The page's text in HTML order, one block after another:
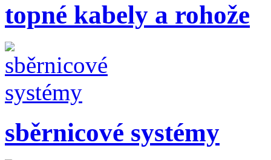
topné kabely a rohože
sběrnicové systémy